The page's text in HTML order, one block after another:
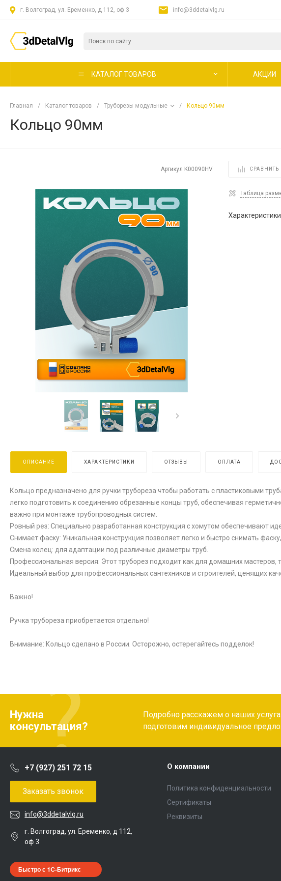
г. Волгоград, ул. Еременко, д 112, оф 3 info@3ddetalvlg.ru
КАТАЛОГ ТОВАРОВ АКЦИИ
Главная / Каталог товаров / Труборезы модульные / Кольцо 90мм
Кольцо 90мм
Артикул K00090HV СРАВНИТЬ
Таблица
Характеристики
ОПИСАНИЕ ХАРАКТЕРИСТИКИ ОТЗЫВЫ ОПЛАТА
Кольцо предназначено для ручки трубореза чтобы работать с пластиковыми
легко подготовить к соединению обрезанные концы труб, обеспечивая
важно при монтаже трубопроводных систем.
Ровный рез: Специально разработанная конструкция с хомутом обеспечивают
Снимает фаску: Уникальная конструкция позволяет легко и быстро снимать
Смена колец: для адаптации под различные диаметры труб.
Профессиональная версия: Этот труборез подходит как для домашних
Идеальный выбор для профессиональных сантехников и строителей, ценящих
Важно!
Ручка трубореза приобретается отдельно!
Внимание: Кольцо сделано в России. Осторожно, остерегайтесь подделок!
Нужна
консультация?
Подробно расскажем о наших
подготовим индивидуальное
+7 (927) 251 72 15
Заказать звонок
info@3ddetalvlg.ru
г. Волгоград, ул. Еременко, д 112,
оф 3
О компании
Политика конфиденциальности
Сертификаты
Реквизиты
Быстро с 1С-Битрикс